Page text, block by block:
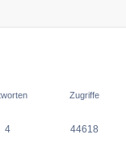
Zugriffe
4 44618